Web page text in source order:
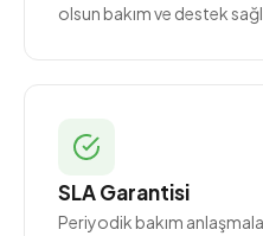
olsun bakım ve destek
SLA Garantisi
Periyodik bakım